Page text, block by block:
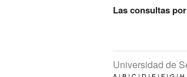
Las consultas
Universidad de